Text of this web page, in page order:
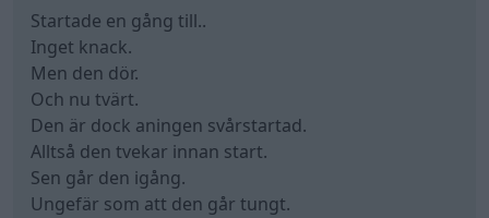
Startade en gång till..
Inget knack.
Men den dör.
Och nu tvärt.
Den är dock aningen svårstartad.
Alltså den tvekar innan start.
Sen går den igång.
Ungefär som att den går tungt.